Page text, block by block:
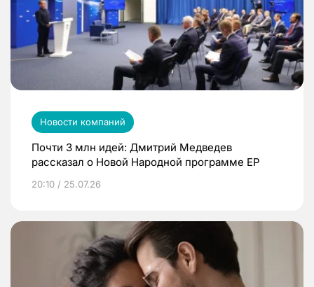
Новости компаний
Почти 3 млн идей: Дмитрий Медведев
рассказал о Новой Народной программе ЕР
20:10 / 25.07.26